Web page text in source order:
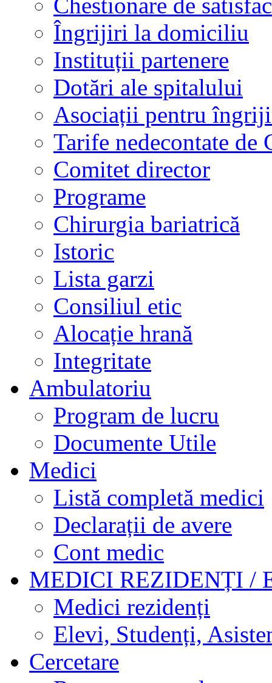
Îngrijiri la domiciliu
Instituții partenere
Dotări ale spitalului
Asociații pentru
Tarife nedecontate de
Comitet director
Programe
Chirurgia bariatrică
Istoric
Lista garzi
Consiliul etic
Alocație hrană
Integritate
Ambulatoriu
Program de lucru
Documente Utile
Medici
Listă completă medici
Declarații de avere
Cont medic
MEDICI REZIDENȚI /
Medici rezidenți
Elevi, Studenți,
Cercetare